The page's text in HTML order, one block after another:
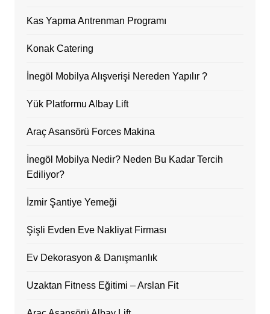
Kas Yapma Antrenman Programı
Konak Catering
İnegöl Mobilya Alışverişi Nereden Yapılır ?
Yük Platformu Albay Lift
Araç Asansörü Forces Makina
İnegöl Mobilya Nedir? Neden Bu Kadar Tercih
Ediliyor?
İzmir Şantiye Yemeği
Şişli Evden Eve Nakliyat Firması
Ev Dekorasyon & Danışmanlık
Uzaktan Fitness Eğitimi – Arslan Fit